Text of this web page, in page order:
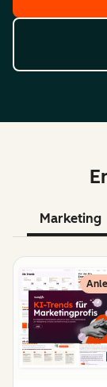
Marketing